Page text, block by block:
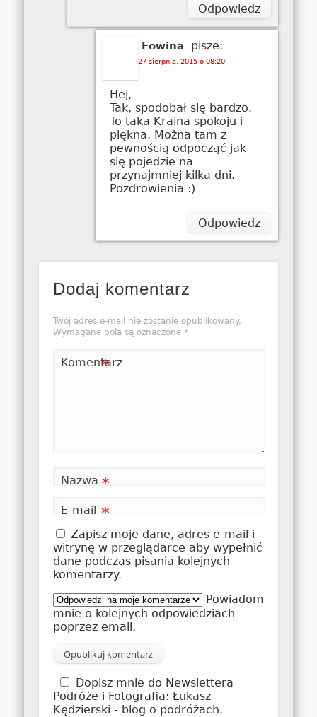
Odpowiedz
Eowina pisze:
27 sierpnia, 2015 o 08:20
Hej,
Tak, spodobał się bardzo.
To taka Kraina spokoju i
piękna. Można tam z
pewnością odpocząć jak
się pojedzie na
przynajmniej kilka dni.
Pozdrowienia :)
Odpowiedz
Dodaj komentarz
Twój adres e-mail nie zostanie opublikowany.
Wymagane pola są oznaczone *
Komentarz
*
Nazwa *
E-mail *
Zapisz moje dane, adres e-mail i
witrynę w przeglądarce aby wypełnić
dane podczas pisania kolejnych
komentarzy.
Powiadom
mnie o kolejnych odpowiedziach
poprzez email.
Dopisz mnie do Newslettera
Podróże i Fotografia: Łukasz
Kędzierski - blog o podróżach.